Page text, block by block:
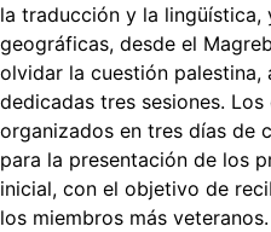
la traducción y la
geográficas, desde el
olvidar la cuestión palestina,
dedicadas tres sesiones.
organizados en tres días de
para la presentación de los
inicial, con el objetivo de
los miembros más veteranos.